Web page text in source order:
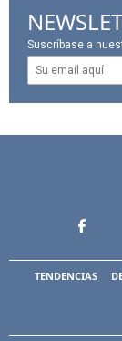
Suscríbase a
TENDENCIAS